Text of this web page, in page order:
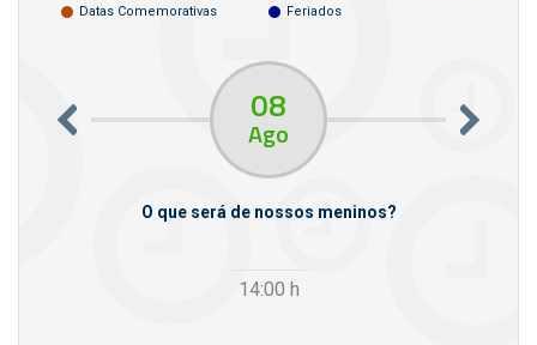
Datas Comemorativas
Feriados
08
Ago
O que será de nossos meninos?
14:00 h